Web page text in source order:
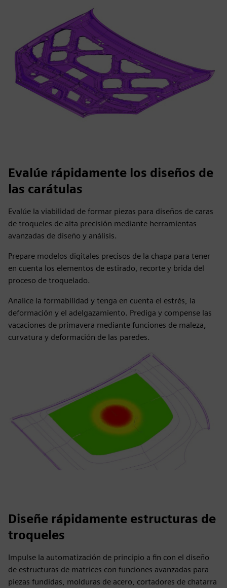
Evalúe rápidamente los diseños de
las carátulas
Evalúe la viabilidad de formar piezas para diseños de caras
de troqueles de alta precisión mediante herramientas
avanzadas de diseño y análisis.
Prepare modelos digitales precisos de la chapa para tener
en cuenta los elementos de estirado, recorte y brida del
proceso de troquelado.
Analice la formabilidad y tenga en cuenta el estrés, la
deformación y el adelgazamiento. Prediga y compense las
vacaciones de primavera mediante funciones de maleza,
curvatura y deformación de las paredes.
Diseñe rápidamente estructuras de
troqueles
Impulse la automatización de principio a fin con el diseño
de estructuras de matrices con funciones avanzadas para
piezas fundidas, molduras de acero, cortadores de chatarra